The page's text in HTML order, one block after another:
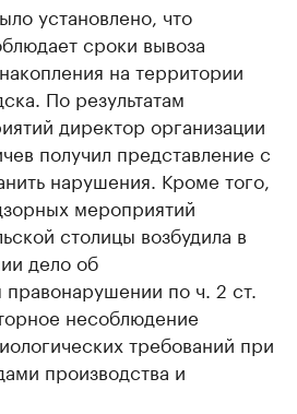
установлено, что
сроки вывоза
на территории
По результатам
директор организации
получил представление с
нарушения. Кроме того,
мероприятий
столицы возбудила в
дело об
по ч. 2 ст.
несоблюдение
требований при
производства и